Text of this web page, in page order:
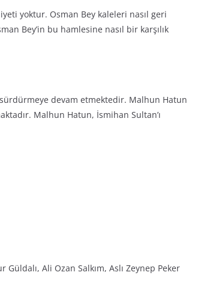
yoktur. Osman Bey kaleleri nasıl geri
Bey’in bu hamlesine nasıl bir karşılık
devam etmektedir. Malhun Hatun
Malhun Hatun, İsmihan Sultan’ı
Ali Ozan Salkım, Aslı Zeynep Peker